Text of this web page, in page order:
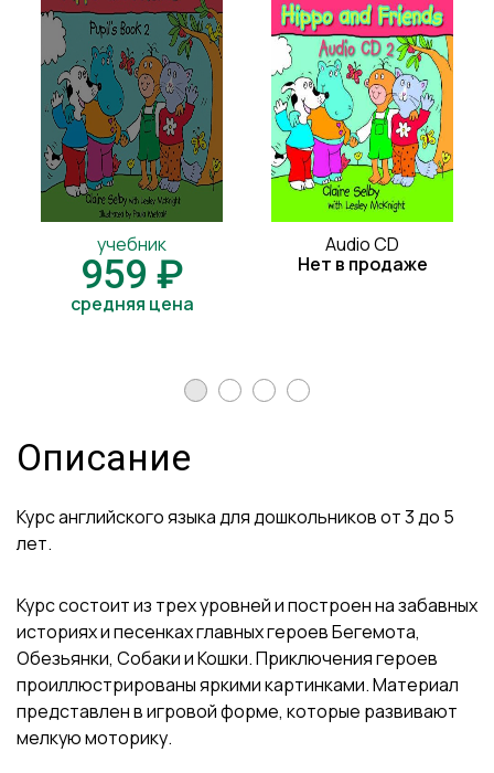
учебник
959 ₽
средняя цена
Audio CD
Нет в продаже
Описание
Курс английского языка для дошкольников от 3 до 5
лет.
Курс состоит из трех уровней и построен на забавных
историях и песенках главных героев Бегемота,
Обезьянки, Собаки и Кошки. Приключения героев
проиллюстрированы яркими картинками. Материал
представлен в игровой форме, которые развивают
мелкую моторику.